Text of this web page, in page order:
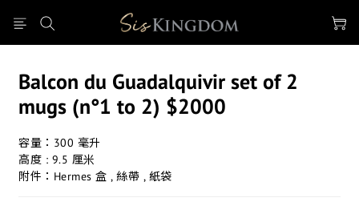
Balcon du Guadalquivir set of 2
mugs (n°1 to 2) $2000
容量：300 毫升
高度 : 9.5 厘米
附件：Hermes 盒 , 絲帶 , 紙袋